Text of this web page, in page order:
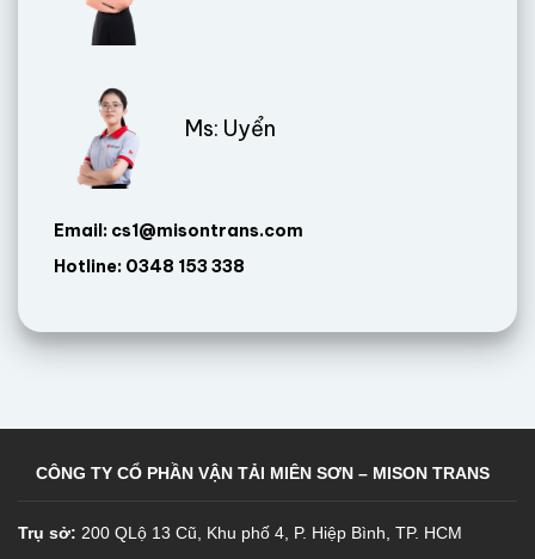
Ms: Uyển
Email: cs1@misontrans.com
Hotline: 0348 153 338
CÔNG TY CỔ PHẦN VẬN TẢI MIÊN SƠN – MISON TRANS
Trụ sở: 200 QLộ 13 Cũ, Khu phố 4, P. Hiệp Bình, TP. HCM